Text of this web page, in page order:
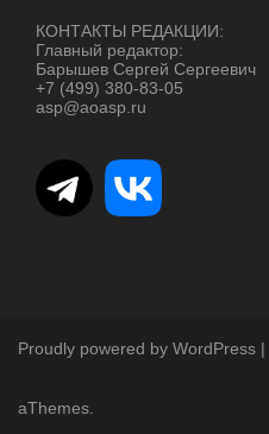
КОНТАКТЫ РЕДАКЦИИ:
Главный редактор:
Барышев Сергей Сергеевич
+7 (499) 380-83-05
asp@aoasp.ru
Proudly powered by WordPress |
aThemes.